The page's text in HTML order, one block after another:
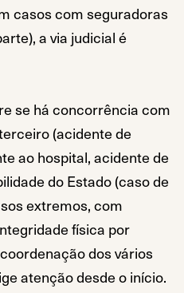
casos com seguradoras
a via judicial é
se há concorrência com
(acidente de
ao hospital, acidente de
do Estado (caso de
extremos, com
física por
dos vários
atenção desde o início.